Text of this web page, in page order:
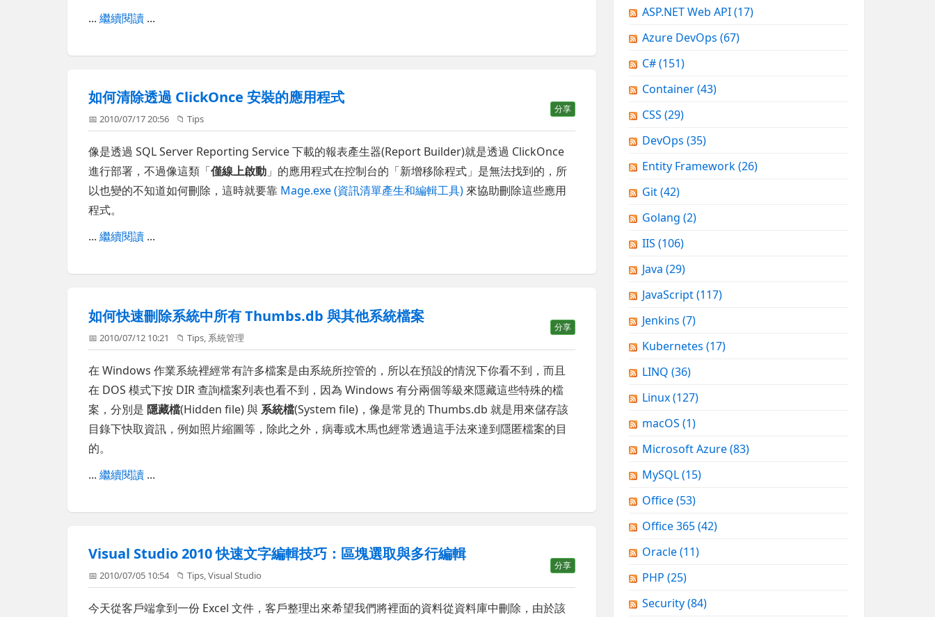
...繼續閱讀 ...
如何清除透過 ClickOnce 安裝的應用程式
分享
📅 2010/07/17 20:56 📁Tips
像是透過 SQL Server Reporting Service 下載的報表產生器(Report Builder)就是透過 ClickOnce
進行部署，不過像這類「僅線上啟動 」的應用程式在控制台的「新增移除程式」是無法找到的，所
以也變的不知道如何刪除，這時就要靠 Mage.exe (資訊清單產生和編輯工具) 來協助刪除這些應用
程式。
...繼續閱讀 ...
如何快速刪除系統中所有 Thumbs.db 與其他系統檔案
分享
📅 2010/07/12 10:21 📁Tips, 系統管理
在 Windows 作業系統裡經常有許多檔案是由系統所控管的，所以在預設的情況下你看不到，而且
在 DOS 模式下按 DIR 查詢檔案列表也看不到，因為 Windows 有分兩個等級來隱藏這些特殊的檔
案，分別是隱藏檔(Hidden file) 與系統檔(System file)，像是常見的 Thumbs.db 就是用來儲存該
目錄下快取資訊，例如照片縮圖等，除此之外，病毒或木馬也經常透過這手法來達到隱匿檔案的目
的。
...繼續閱讀 ...
Visual Studio 2010 快速文字編輯技巧：區塊選取與多行編輯
分享
📅 2010/07/05 10:54 📁Tips,Visual Studio
今天從客戶端拿到一份 Excel 文件，客戶整理出來希望我們將裡面的資料從資料庫中刪除，由於該
ASP.NET Web API(17)
Azure DevOps (67)
C#(151)
Container(43)
CSS (29)
DevOps (35)
Entity Framework(26)
Git(42)
Golang (2)
IIS (106)
Java (29)
JavaScript(117)
Jenkins (7)
Kubernetes (17)
LINQ (36)
Linux(127)
macOS (1)
Microsoft Azure(83)
MySQL(15)
Office(53)
Office 365(42)
Oracle(11)
PHP (25)
Security(84)